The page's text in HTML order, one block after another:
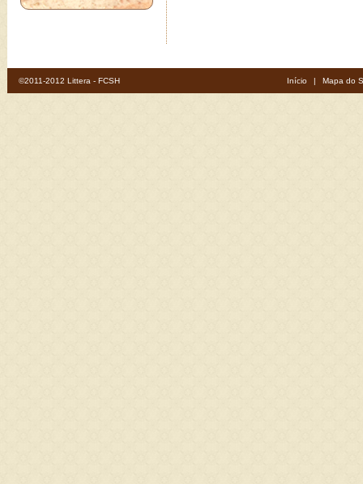
©2011-2012 Littera - FCSH Início | Mapa do